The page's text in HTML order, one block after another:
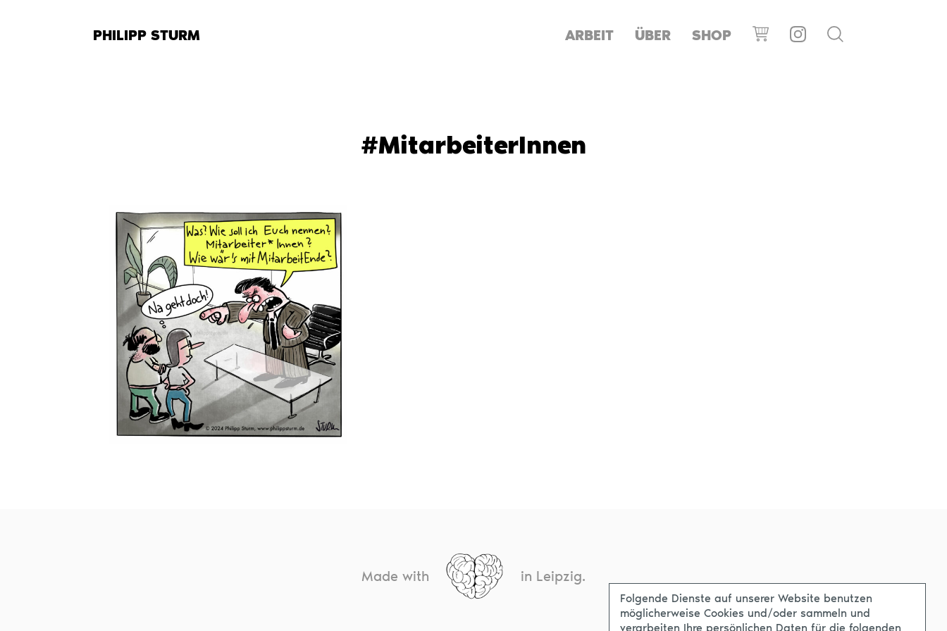
PHILIPP STURM ARBEIT ÜBER SHOP
#MitarbeiterInnen
Made with in Leipzig.
Folgende Dienste auf unserer Website benutzen
möglicherweise Cookies und/oder sammeln und
verarbeiten Ihre persönlichen Daten für die folgenden